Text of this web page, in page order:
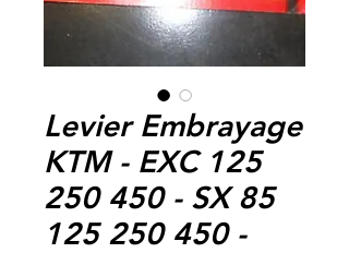
Levier Embrayage
KTM - EXC 125
250 450 - SX 85
125 250 450 -